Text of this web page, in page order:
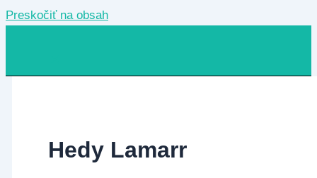
Preskočiť na obsah
Hedy Lamarr